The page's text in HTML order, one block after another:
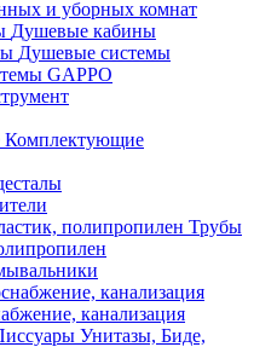
и уборных комнат
Душевые кабины
Душевые системы
GAPPO
Комплектующие
Трубы
канализация
Унитазы, Биде,